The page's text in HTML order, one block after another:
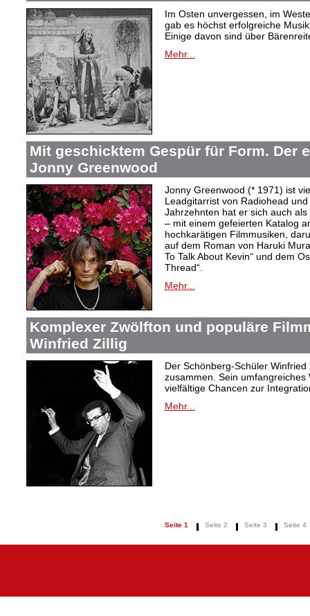
Im Osten unvergessen, im
gab es höchst erfolgreiche
Einige davon sind über
Mehr...
Mit geschicktem Gespür für Form. Der
Jonny Greenwood
Jonny Greenwood (* 1971) ist
Leadgitarrist von Radiohead
Jahrzehnten hat er sich auch
– mit einem gefeierten Katalog
hochkarätigen Filmmusiken,
auf dem Roman von Haruki
To Talk About Kevin“ und dem
Thread“.
Mehr...
Komplexer Zwölfton und populäre
Winfried Zillig
Der Schönberg-Schüler
zusammen. Sein
vielfältige Chancen zur
Mehr...
Seite 1 Seite 2 Seite 3 Seite 4